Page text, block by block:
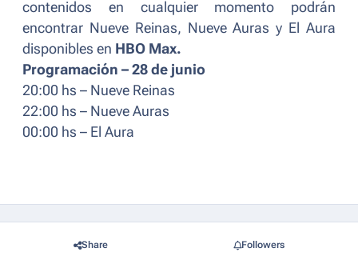
contenidos en cualquier momento podrán
encontrar Nueve Reinas, Nueve Auras y El Aura
disponibles en HBO Max.
Programación – 28 de junio
20:00 hs – Nueve Reinas
22:00 hs – Nueve Auras
00:00 hs – El Aura
Share Followers